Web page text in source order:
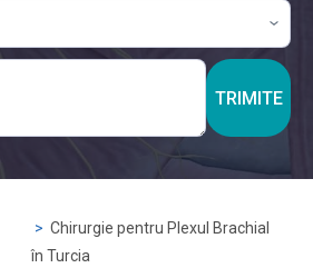
TRIMITE
Chirurgie pentru Plexul Brachial
în Turcia